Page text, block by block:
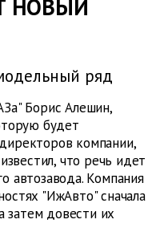
НОВЫЙ
ряд
Борис Алешин,
будет
компании,
что речь идет
автозавода. Компания
"ИжАвто" сначала
затем довести их